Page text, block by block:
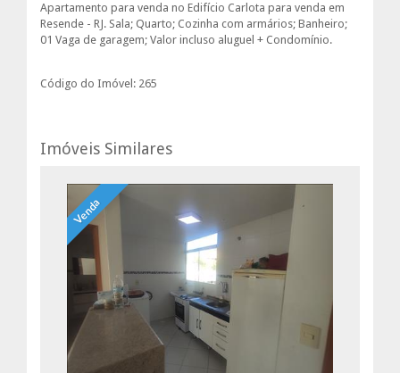
Apartamento para venda no Edifício Carlota para venda em
Resende - RJ. Sala; Quarto; Cozinha com armários; Banheiro;
01 Vaga de garagem; Valor incluso aluguel + Condomínio.
Código do Imóvel: 265
Imóveis Similares
Venda